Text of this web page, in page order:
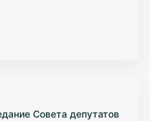
Совета депутатов